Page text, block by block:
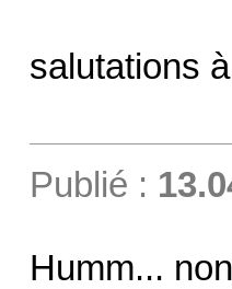
salutations
Publié :
Humm...